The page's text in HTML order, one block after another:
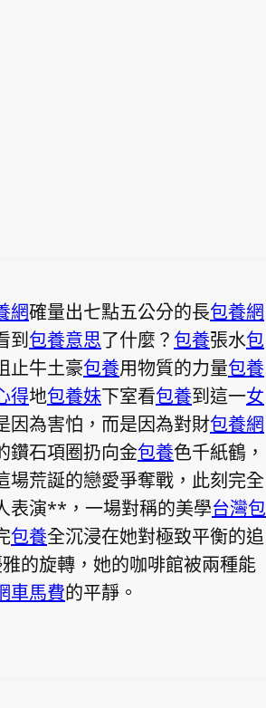
網確量出七點五公分的長包養網
到包養意思了什麼？ 包養張水包
止牛土豪包養用物質的力量包養
得地包養妹下室看包養到這一女
因為害怕，而是因為對財包養網
鑽石項圈扔向金包養色千紙鶴，
場荒誕的戀愛爭奪戰，此刻完全
表演**，一場對稱的美學台灣包
包養全沉浸在她對極致平衡的追
的旋轉，她的咖啡館被兩種能
車馬費的平靜。